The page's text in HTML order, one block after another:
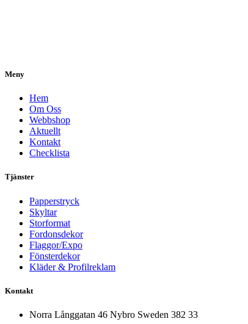
Meny
Hem
Om Oss
Webbshop
Aktuellt
Kontakt
Checklista
Tjänster
Papperstryck
Skyltar
Storformat
Fordonsdekor
Flaggor/Expo
Fönsterdekor
Kläder & Profilreklam
Kontakt
Norra Långgatan 46 Nybro Sweden 382 33